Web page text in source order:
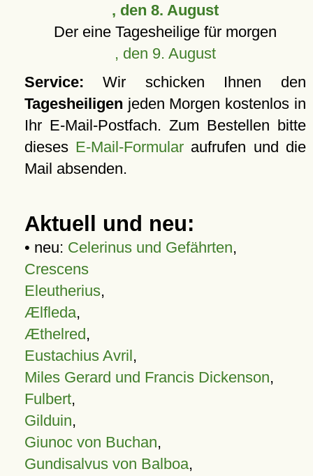
, den 8. August
Der eine Tagesheilige für morgen
, den 9. August
Service: Wir schicken Ihnen den
Tagesheiligen jeden Morgen kostenlos in
Ihr E-Mail-Postfach. Zum Bestellen bitte
dieses E-Mail-Formular aufrufen und die
Mail absenden.
Aktuell und neu:
• neu: Celerinus und Gefährten,
Crescens
Eleutherius,
Ælfleda,
Æthelred,
Eustachius Avril,
Miles Gerard und Francis Dickenson,
Fulbert,
Gilduin,
Giunoc von Buchan,
Gundisalvus von Balboa,